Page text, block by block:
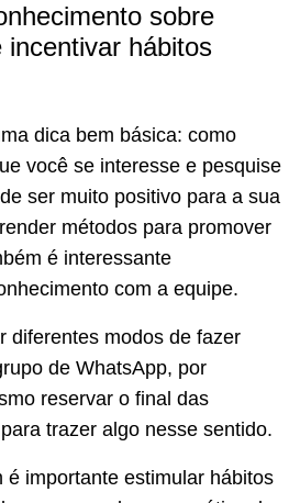
sobre
incentivar hábitos
dica bem básica: como
você se interesse e pesquise
ser muito positivo para a sua
métodos para promover
é interessante
com a equipe.
diferentes modos de fazer
de WhatsApp, por
reservar o final das
trazer algo nesse sentido.
é importante estimular hábitos